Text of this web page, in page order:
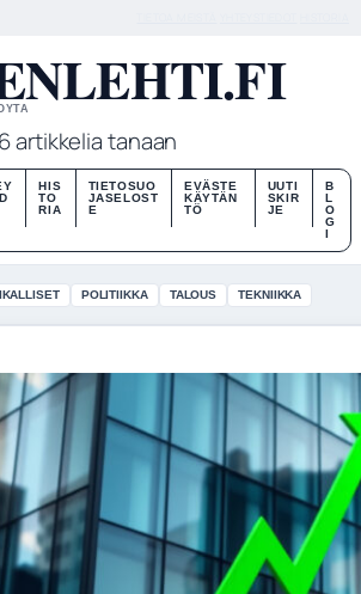
artikkelia tanaan
HIS
TO
RIA
TIETOSUO
JASELOST
E
EVÄSTE
KÄYTÄN
TÖ
UUTI
SKIR
JE
B
L
O
G
I
POLITIIKKA TALOUS TEKNIIKKA